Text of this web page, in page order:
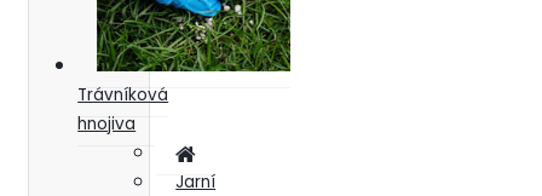
Trávníková
hnojiva
Jarní